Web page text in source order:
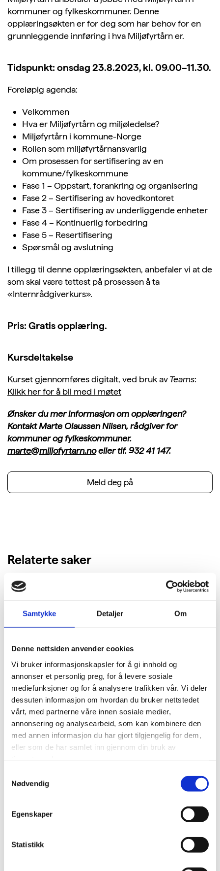
Samtykke Detaljer Om
Denne nettsiden anvender cookies
Vi bruker informasjonskapsler for å gi innhold og
annonser et personlig preg, for å levere sosiale
mediefunksjoner og for å analysere trafikken vår. Vi deler
dessuten informasjon om hvordan du bruker nettstedet
vårt, med partnerne våre innen sosiale medier,
annonsering og analysearbeid, som kan kombinere den
med annen informasjon du har gjort tilgjengelig for dem,
eller som de har samlet inn gjennom din bruk av
Nødvendig
Egenskaper
Statistikk
kommuner og fylkeskommuner. Denne
opplæringsøkten er for deg som har behov for en
grunnleggende innføring i hva Miljøfyrtårn er.
Tidspunkt: onsdag 23.8.2023, kl. 09.00–11.30.
Foreløpig agenda:
Velkommen
Hva er Miljøfyrtårn og miljøledelse?
Miljøfyrtårn i kommune-Norge
Rollen som miljøfyrtårnansvarlig
Om prosessen for sertifisering av en
kommune/fylkeskommune
Fase 1 – Oppstart, forankring og organisering
Fase 2 – Sertifisering av hovedkontoret
Fase 3 – Sertifisering av underliggende enheter
Fase 4 – Kontinuerlig forbedring
Fase 5 – Resertifisering
Spørsmål og avslutning
I tillegg til denne opplæringsøkten, anbefaler vi at de
som skal være tettest på prosessen å ta
«Internrådgiverkurs».
Pris: Gratis opplæring.
Kursdeltakelse
Kurset gjennomføres digitalt, ved bruk avTeams:
Klikk her for å bli med i møtet
Ønsker du mer informasjon om opplæringen?
Kontakt Marte Olaussen Nilsen, rådgiver for
kommuner og fylkeskommuner.
marte@miljofyrtarn.noeller tlf. 932 41 147.
Meld deg på
Relaterte saker
Norway Cup satt bærekraftsarbeidet i system: